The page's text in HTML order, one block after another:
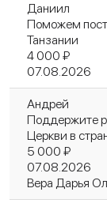
Даниил
Поможем
Танзании
4 000 ₽
07.08.2026
Андрей
Поддержите
Церкви в
5 000 ₽
07.08.2026
Вера Дарья